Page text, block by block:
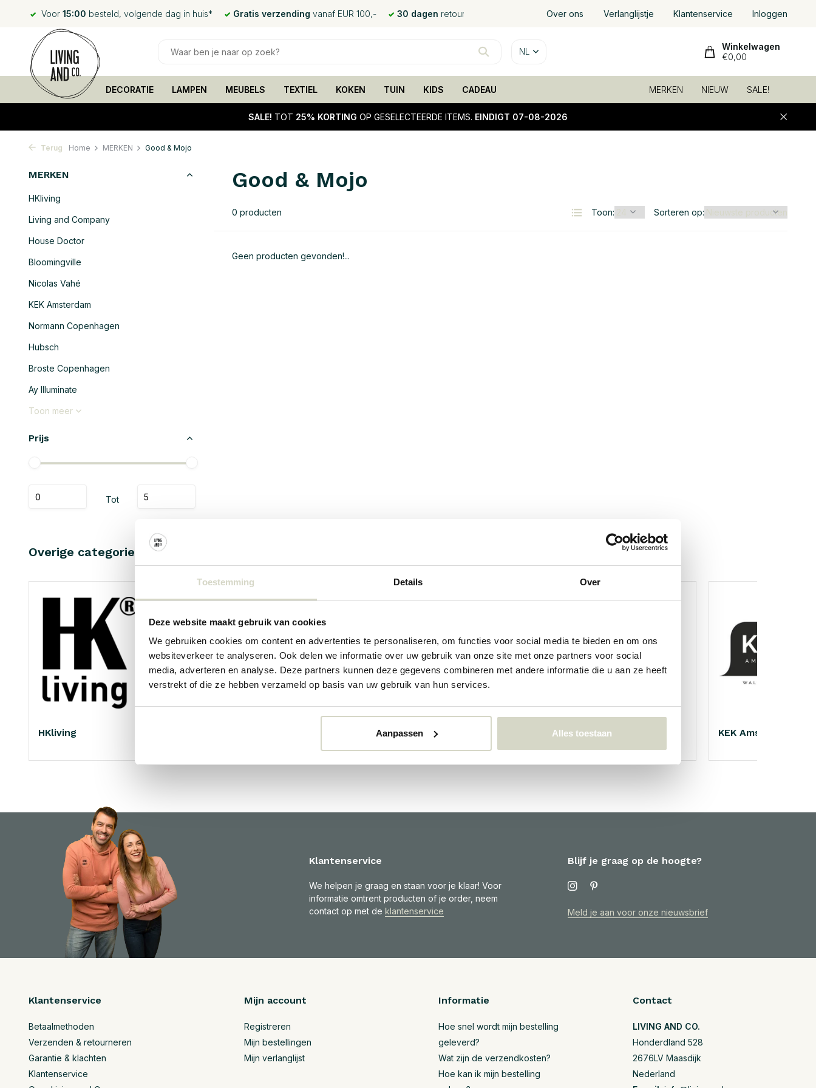
Toestemming Details Over
Deze website maakt gebruik van cookies
We gebruiken cookies om content en advertenties te personaliseren, om functies voor social media te bieden en om ons
websiteverkeer te analyseren. Ook delen we informatie over uw gebruik van onze site met onze partners voor social
media, adverteren en analyse. Deze partners kunnen deze gegevens combineren met andere informatie die u aan ze heeft
verstrekt of die ze hebben verzameld op basis van uw gebruik van hun services.
Aanpassen Alles toestaan
Voor 15:00 besteld, volgende dag in huis* Gratis verzending vanaf EUR 100,- 30 dagen retour Over ons Verlanglijstje Klantenservice Inloggen
NL
Winkelwagen
€0,00
DECORATIE LAMPEN MEUBELS TEXTIEL KOKEN TUIN KIDS CADEAU MERKEN NIEUW SALE!
SALE! TOT 25% KORTING OP GESELECTEERDE ITEMS. EINDIGT 07-08-2026
Terug Home MERKEN Good & Mojo
MERKEN
HKliving
Living and Company
House Doctor
Bloomingville
Nicolas Vahé
KEK Amsterdam
Normann Copenhagen
Hubsch
Broste Copenhagen
Ay Illuminate
Toon meer
Prijs
Tot
Good & Mojo
0 producten Toon: Sorteren op:
Geen producten gevonden!...
Overige categorieën in MERKEN
HKliving House Doctor Nicolas Vahé KEK Amsterdam
Klantenservice
We helpen je graag en staan voor je klaar! Voor
informatie omtrent producten of je order, neem
contact op met de klantenservice
Blijf je graag op de hoogte?
Meld je aan voor onze nieuwsbrief
Klantenservice
Betaalmethoden
Verzenden & retourneren
Garantie & klachten
Klantenservice
Mijn account
Registreren
Mijn bestellingen
Mijn verlanglijst
Informatie
Hoe snel wordt mijn bestelling
geleverd?
Wat zijn de verzendkosten?
Hoe kan ik mijn bestelling
Contact
LIVING AND CO.
Honderdland 528
2676LV Maasdijk
Nederland